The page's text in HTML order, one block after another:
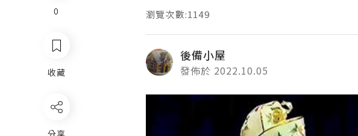
瀏覽次數:1149
後備小屋
發佈於 2022.10.05
0
收藏
分享